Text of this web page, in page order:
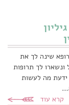
שינה לך את
ונשארו לך תרופות
מה לעשות
קרא עוד